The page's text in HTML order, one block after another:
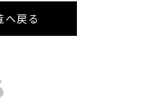
へ戻る